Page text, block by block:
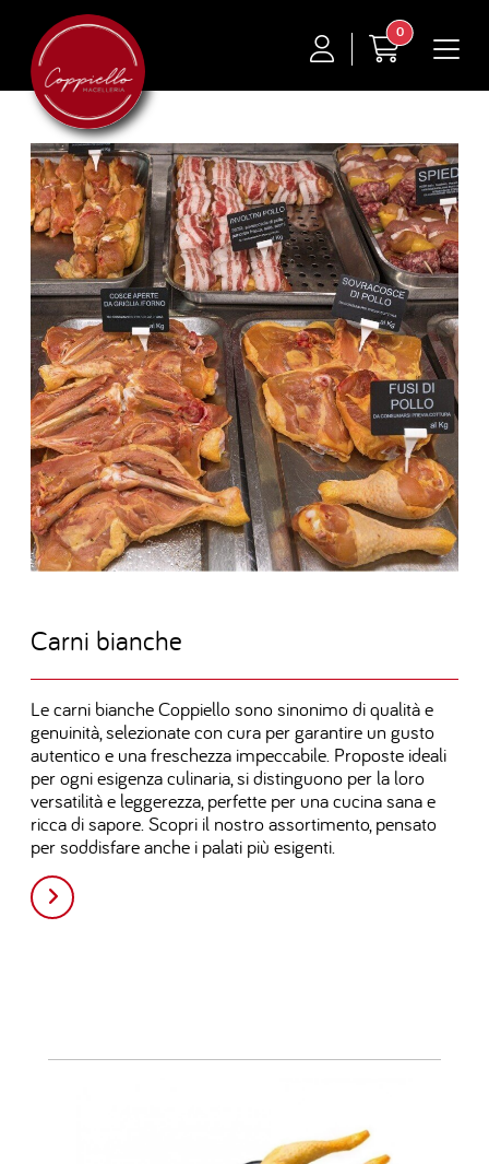
0CARRELLO
Carni bianche
Le carni bianche Coppiello sono sinonimo di qualità e
genuinità, selezionate con cura per garantire un gusto
autentico e una freschezza impeccabile. Proposte ideali
per ogni esigenza culinaria, si distinguono per la loro
versatilità e leggerezza, perfette per una cucina sana e
ricca di sapore. Scopri il nostro assortimento, pensato
per soddisfare anche i palati più esigenti.